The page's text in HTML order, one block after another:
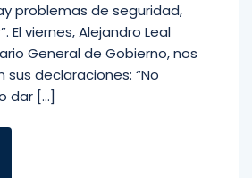
problemas de seguridad,
El viernes, Alejandro Leal
General de Gobierno, nos
sus declaraciones: “No
dar […]